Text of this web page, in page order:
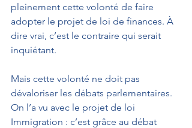
pleinement cette volonté de faire
adopter le projet de loi de finances. À
dire vrai, c’est le contraire qui serait
inquiétant.
Mais cette volonté ne doit pas
dévaloriser les débats parlementaires.
On l’a vu avec le projet de loi
Immigration : c’est grâce au débat